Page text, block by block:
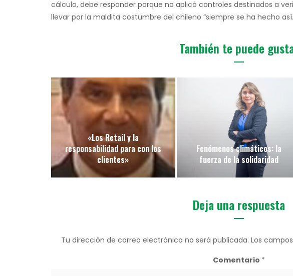
cálculo, debe responder porque no aplicó controles destinados a
llevar por la maldita costumbre del chileno “siempre se ha hecho
También te puede
«Los Retail y la
responsabilidad para con los
clientes»
Fenómenos climáticos: la
fuerza de la solidaridad
Deja una respuesta
Tu dirección de correo electrónico no será publicada. Los
Comentario *